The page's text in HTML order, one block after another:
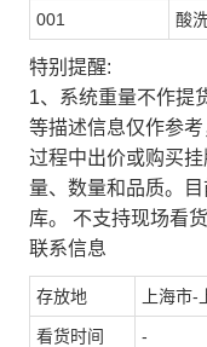
001 酸
特别提醒:
1、系统重量不作提
等描述信息仅作参
过程中出价或购买
量、数量和品质。
库。 不支持现场看
联系信息
存放地 上海市-
看货时间 -